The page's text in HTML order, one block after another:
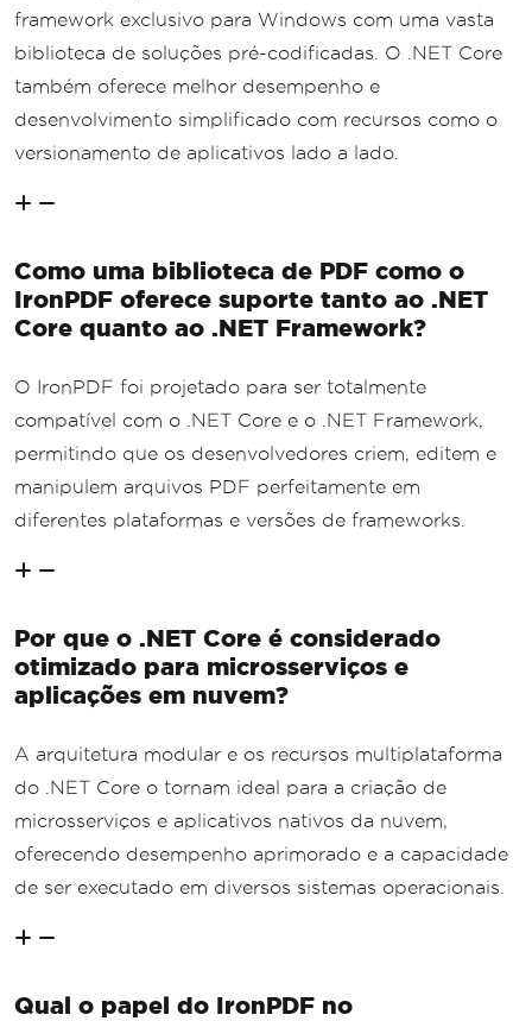
framework exclusivo para Windows com uma vasta
biblioteca de soluções pré-codificadas. O .NET Core
também oferece melhor desempenho e
desenvolvimento simplificado com recursos como o
versionamento de aplicativos lado a lado.
Como uma biblioteca de PDF como o
IronPDF oferece suporte tanto ao .NET
Core quanto ao .NET Framework?
O IronPDF foi projetado para ser totalmente
compatível com o .NET Core e o .NET Framework,
permitindo que os desenvolvedores criem, editem e
manipulem arquivos PDF perfeitamente em
diferentes plataformas e versões de frameworks.
Por que o .NET Core é considerado
otimizado para microsserviços e
aplicações em nuvem?
A arquitetura modular e os recursos multiplataforma
do .NET Core o tornam ideal para a criação de
microsserviços e aplicativos nativos da nuvem,
oferecendo desempenho aprimorado e a capacidade
de ser executado em diversos sistemas operacionais.
Qual o papel do IronPDF no